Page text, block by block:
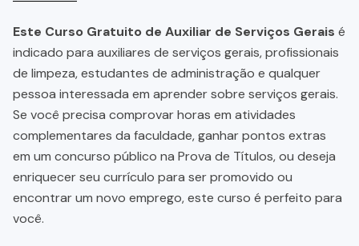
Este Curso Gratuito de Auxiliar de Serviços Gerais é
indicado para auxiliares de serviços gerais, profissionais
de limpeza, estudantes de administração e qualquer
pessoa interessada em aprender sobre serviços gerais.
Se você precisa comprovar horas em atividades
complementares da faculdade, ganhar pontos extras
em um concurso público na Prova de Títulos, ou deseja
enriquecer seu currículo para ser promovido ou
encontrar um novo emprego, este curso é perfeito para
você.